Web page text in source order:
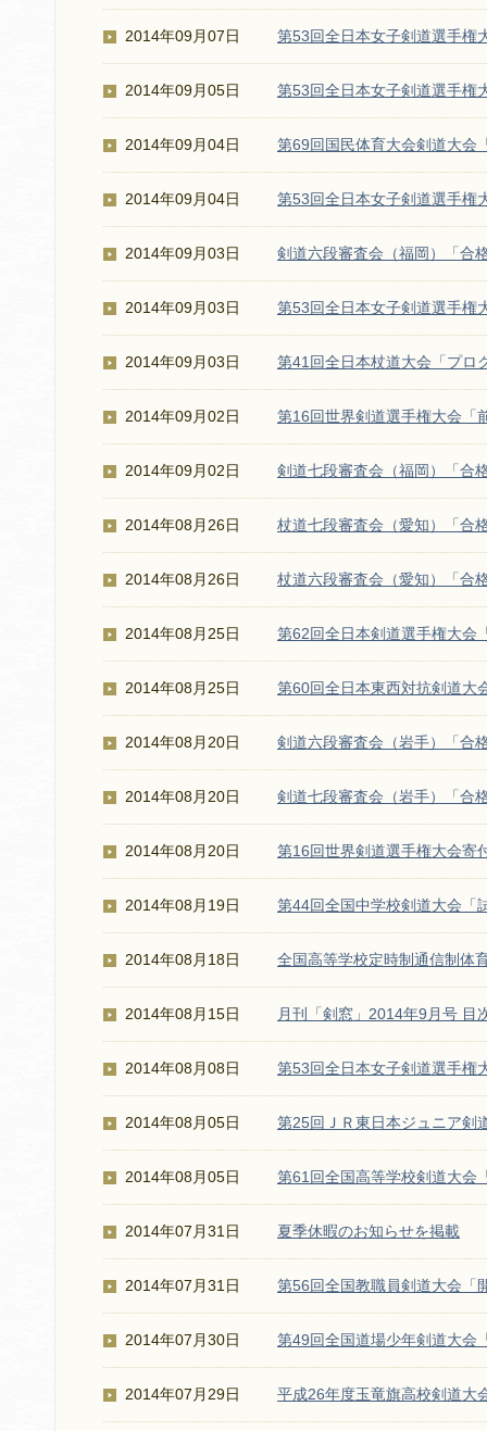
2014年09月07日 第53回全日本女子剣道選手権
2014年09月05日 第53回全日本女子剣道選手権
2014年09月04日 第69回国民体育大会剣道大会
2014年09月04日 第53回全日本女子剣道選手権
2014年09月03日 剣道六段審査会（福岡）「合
2014年09月03日 第53回全日本女子剣道選手権
2014年09月03日 第41回全日本杖道大会「プロ
2014年09月02日 第16回世界剣道選手権大会「
2014年09月02日 剣道七段審査会（福岡）「合
2014年08月26日 杖道七段審査会（愛知）「合
2014年08月26日 杖道六段審査会（愛知）「合
2014年08月25日 第62回全日本剣道選手権大会
2014年08月25日 第60回全日本東西対抗剣道大
2014年08月20日 剣道六段審査会（岩手）「合
2014年08月20日 剣道七段審査会（岩手）「合
2014年08月20日 第16回世界剣道選手権大会寄
2014年08月19日 第44回全国中学校剣道大会「
2014年08月18日 全国高等学校定時制通信制体
2014年08月15日 月刊「剣窓」2014年9月号 目
2014年08月08日 第53回全日本女子剣道選手権
2014年08月05日 第25回ＪＲ東日本ジュニア剣
2014年08月05日 第61回全国高等学校剣道大会
2014年07月31日 夏季休暇のお知らせを掲載
2014年07月31日 第56回全国教職員剣道大会「
2014年07月30日 第49回全国道場少年剣道大会
2014年07月29日 平成26年度玉竜旗高校剣道大